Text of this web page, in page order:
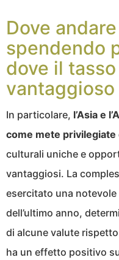
Dove
spendendo
dove il
vantaggioso
In particolare, l’Asia e
come mete privilegiate
culturali uniche e
vantaggiosi. La
esercitato una
dell’ultimo anno,
di alcune valute
ha un effetto positivo